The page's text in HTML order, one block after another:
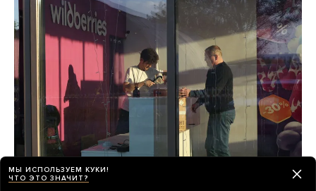
МЫ ИСПОЛЬЗУЕМ КУКИ!
ЧТО ЭТО ЗНАЧИТ?